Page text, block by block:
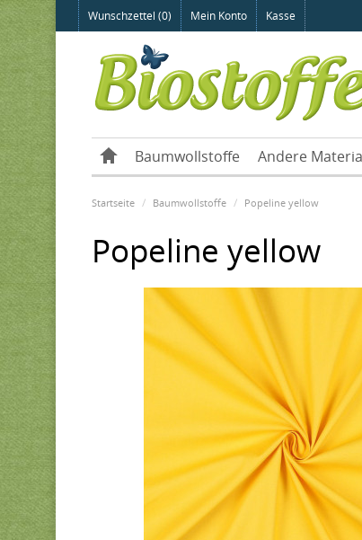
Wunschzettel (0) Mein Konto Kasse
Baumwollstoffe Andere
Startseite Baumwollstoffe Popeline yellow
Popeline yellow